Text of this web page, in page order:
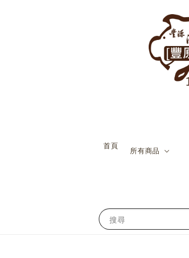
搜尋
                    首頁
所有商品